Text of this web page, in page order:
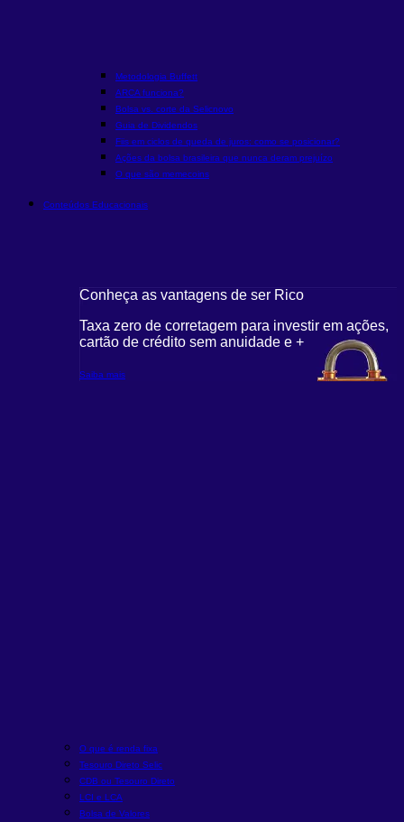
Metodologia Buffett
ARCA funciona?
Bolsa vs. corte da Selicnovo
Guia de Dividendos
Fiis em ciclos de queda de juros: como se posicionar?
Ações da bolsa brasileira que nunca deram prejuízo
O que são memecoins
Conteúdos Educacionais
Conheça as vantagens de ser Rico
Taxa zero de corretagem para investir em ações,
cartão de crédito sem anuidade e +
Saiba mais
O que é renda fixa
Tesouro Direto Selic
CDB ou Tesouro Direto
LCI e LCA
Bolsa de Valores